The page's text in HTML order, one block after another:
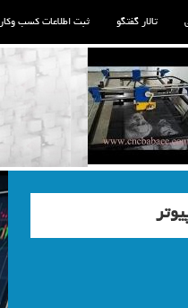
تالار گفتگو ثبت اطلاعات کسب وکار